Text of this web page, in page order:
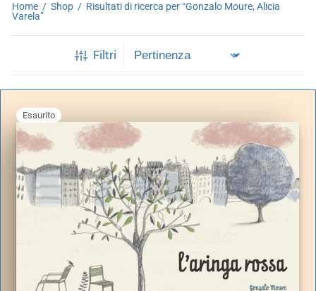
Home / Shop / Risultati di ricerca per “Gonzalo Moure, Alicia
Varela”
Filtri
Esaurito
DI LETTURA